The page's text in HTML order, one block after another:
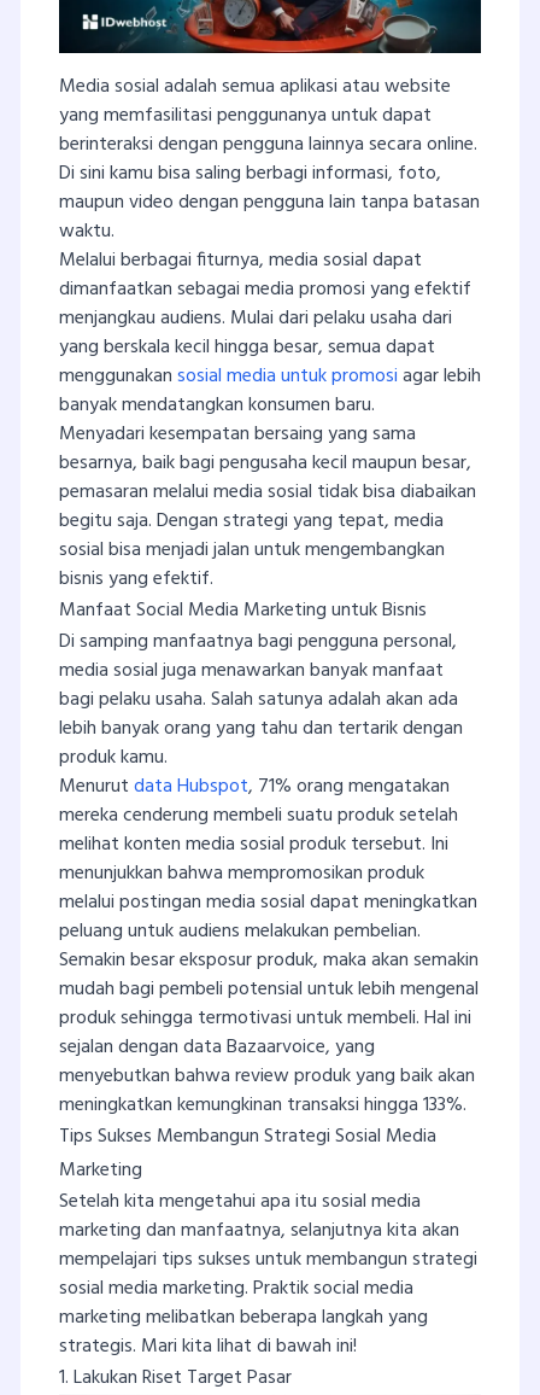
Media sosial adalah semua aplikasi atau website
yang memfasilitasi penggunanya untuk dapat
berinteraksi dengan pengguna lainnya secara online.
Di sini kamu bisa saling berbagi informasi, foto,
maupun video dengan pengguna lain tanpa batasan
waktu.
Melalui berbagai fiturnya, media sosial dapat
dimanfaatkan sebagai media promosi yang efektif
menjangkau audiens. Mulai dari pelaku usaha dari
yang berskala kecil hingga besar, semua dapat
menggunakansosial media untuk promosiagar lebih
banyak mendatangkan konsumen baru.
Menyadari kesempatan bersaing yang sama
besarnya, baik bagi pengusaha kecil maupun besar,
pemasaran melalui media sosial tidak bisa diabaikan
begitu saja. Dengan strategi yang tepat, media
sosial bisa menjadi jalan untuk mengembangkan
bisnis yang efektif.
Manfaat Social Media Marketing untuk Bisnis
Di samping manfaatnya bagi pengguna personal,
media sosial juga menawarkan banyak manfaat
bagi pelaku usaha. Salah satunya adalah akan ada
lebih banyak orang yang tahu dan tertarik dengan
produk kamu.
Menurutdata Hubspot, 71% orang mengatakan
mereka cenderung membeli suatu produk setelah
melihat konten media sosial produk tersebut. Ini
menunjukkan bahwa mempromosikan produk
melalui postingan media sosial dapat meningkatkan
peluang untuk audiens melakukan pembelian.
Semakin besar eksposur produk, maka akan semakin
mudah bagi pembeli potensial untuk lebih mengenal
produk sehingga termotivasi untuk membeli. Hal ini
sejalan dengan data Bazaarvoice, yang
menyebutkan bahwa review produk yang baik akan
meningkatkan kemungkinan transaksi hingga 133%.
Tips Sukses Membangun Strategi Sosial Media
Marketing
Setelah kita mengetahui apa itu sosial media
marketing dan manfaatnya, selanjutnya kita akan
mempelajari tips sukses untuk membangun strategi
sosial media marketing. Praktik social media
marketing melibatkan beberapa langkah yang
strategis. Mari kita lihat di bawah ini!
1. Lakukan Riset Target Pasar